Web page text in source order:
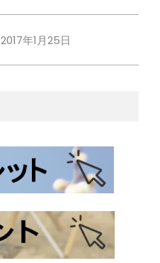
2017年1月25日